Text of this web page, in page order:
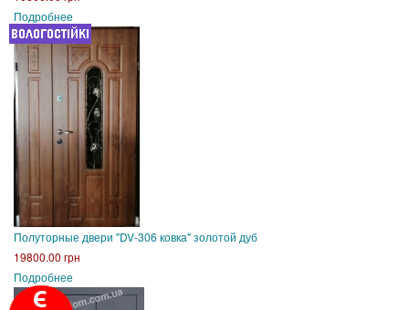
Подробнее
Полуторные двери "DV-306 ковка" золотой дуб
19800.00 грн
Подробнее